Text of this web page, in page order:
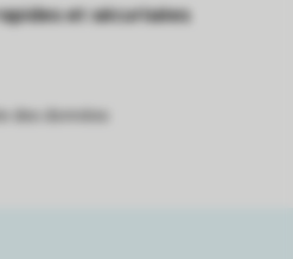
et sécurisées
des données